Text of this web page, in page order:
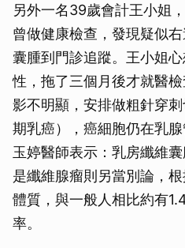
另外一名39歲會計王小姐
曾做健康檢查，發現疑似
囊腫到門診追蹤。王小姐
性，拖了三個月後才就醫
影不明顯，安排做粗針穿
期乳癌），癌細胞仍在乳
玉婷醫師表示：乳房纖維
是纖維腺瘤則另當別論，
體質，與一般人相比約有
率。